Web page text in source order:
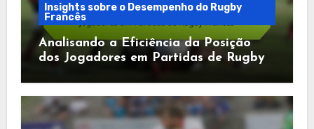
Insights sobre o Desempenho do Rugby
Francês
Analisando a Eficiência da Posição
dos Jogadores em Partidas de Rugby